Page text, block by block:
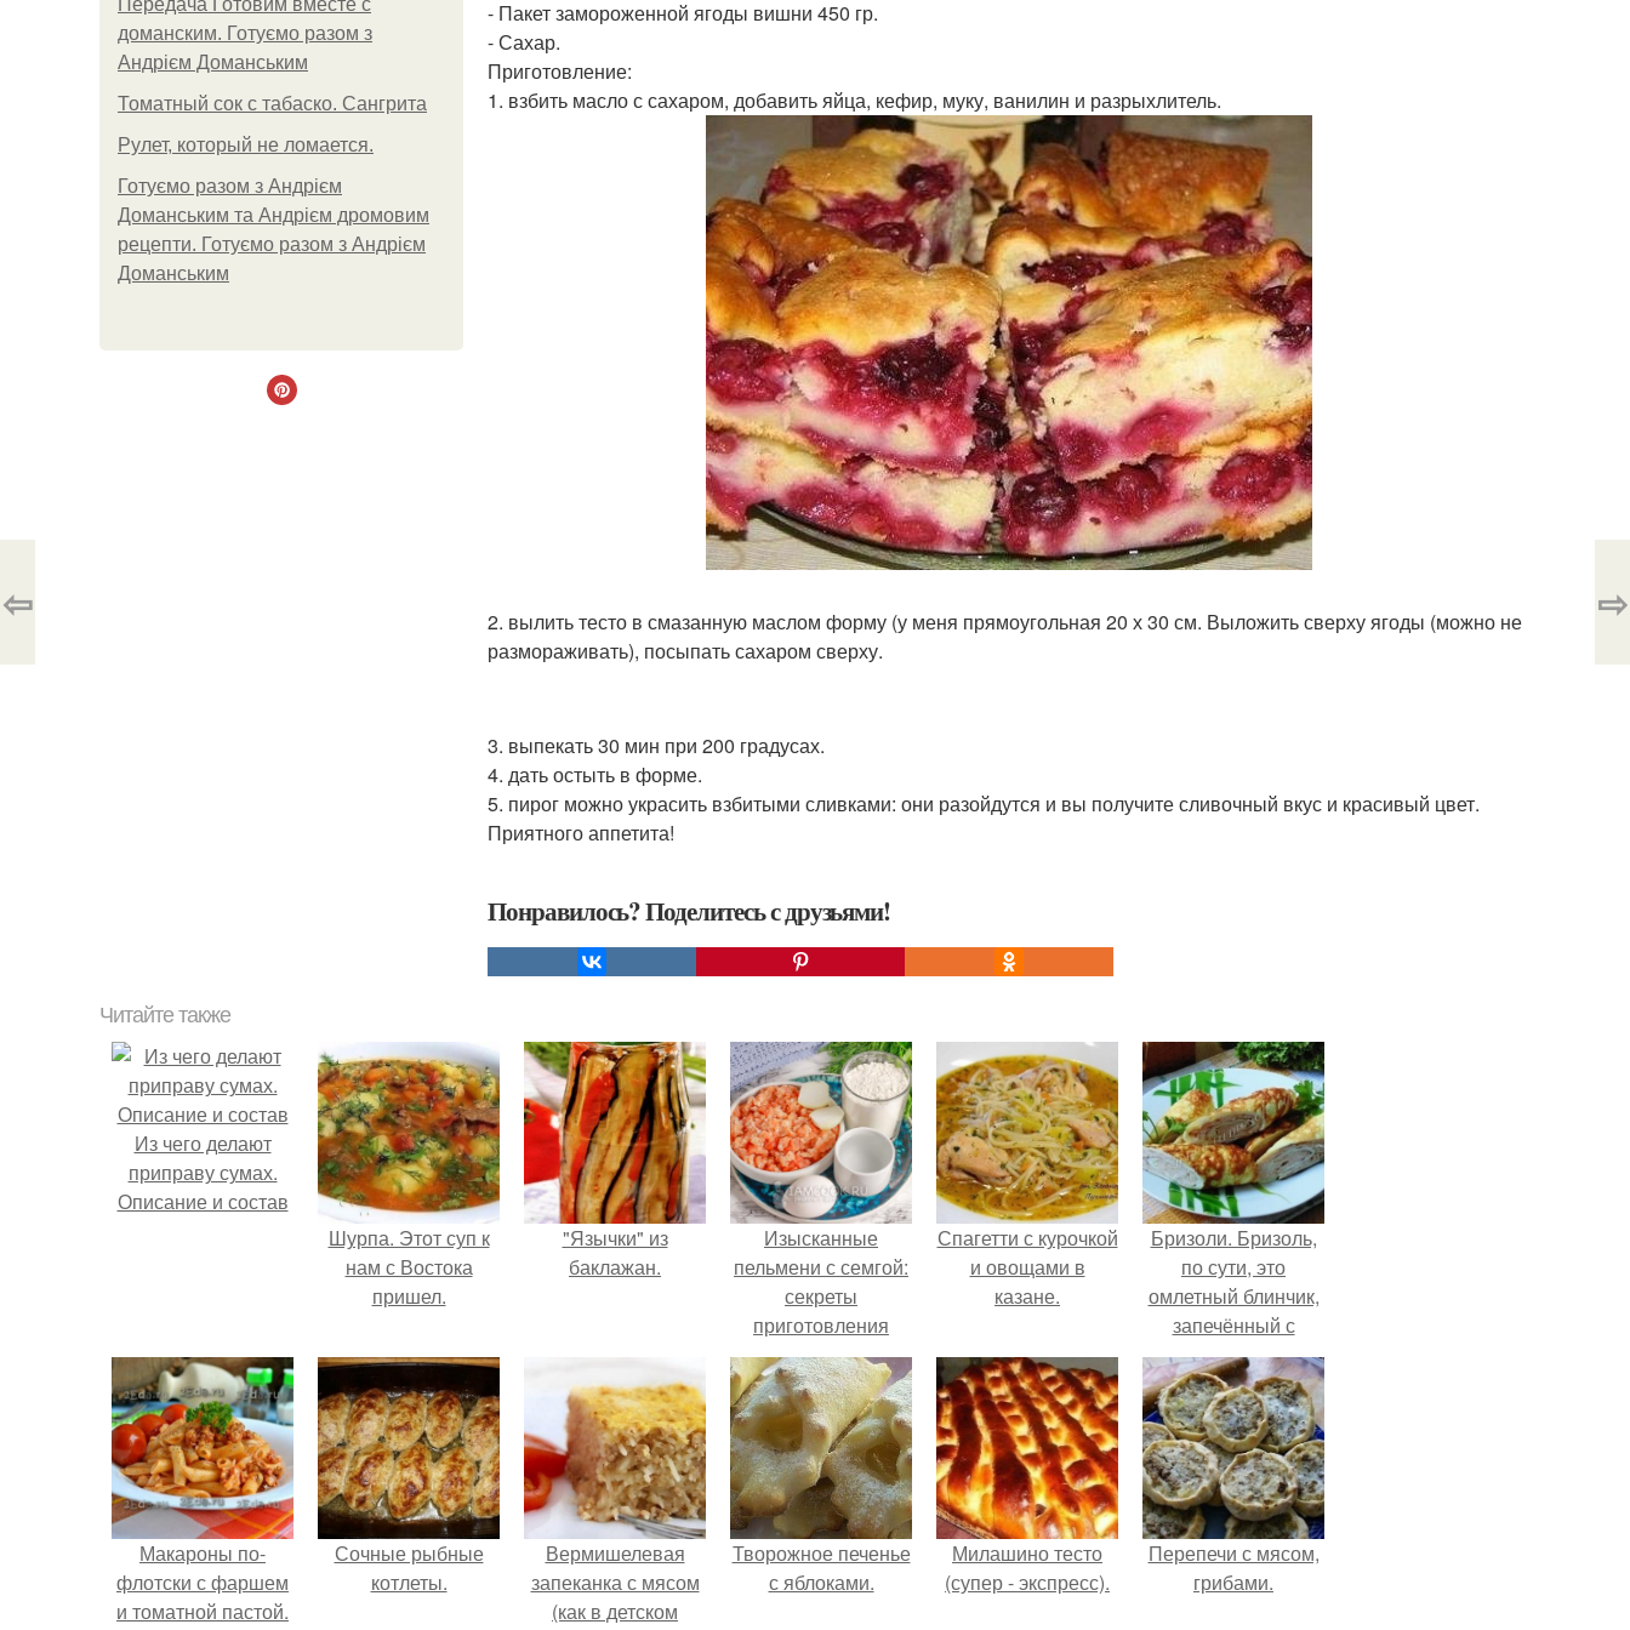
Передача Готовим вместе с
доманским. Готуємо разом з
Андрієм Доманським
Томатный сок с табаско. Сангрита
Рулет, который не ломается.
Готуємо разом з Андрієм
Доманським та Андрієм дромовим
рецепти. Готуємо разом з Андрієм
Доманським
- Пакет замороженной ягоды вишни 450 гр.
- Сахар.
Приготовление:
1. взбить масло с сахаром, добавить яйца, кефир, муку, ванилин и разрыхлитель.
2. вылить тесто в смазанную маслом форму (у меня прямоугольная 20 х 30 см. Выложить сверху ягоды (можно не
размораживать), посыпать сахаром сверху.
3. выпекать 30 мин при 200 градусах.
4. дать остыть в форме.
5. пирог можно украсить взбитыми сливками: они разойдутся и вы получите сливочный вкус и красивый цвет.
Приятного аппетита!
Понравилось? Поделитесь с друзьями!
⇦ ⇨
Читайте также
Из чего делают
приправу сумах.
Описание и состав
Шурпа. Этот суп к
нам с Востока
пришел.
"Язычки" из
баклажан.
Изысканные
пельмени с семгой:
секреты
приготовления
идеального блюда
Спагетти с курочкой
и овощами в
казане.
Бризоли. Бризоль,
по сути, это
омлетный блинчик,
запечённый с
фаршем в духовке.
Макароны по-
флотски с фаршем
и томатной пастой.
Сочные рыбные
котлеты.
Вермишелевая
запеканка с мясом
(как в детском
Творожное печенье
с яблоками.
Милашино тесто
(супер - экспресс).
Перепечи с мясом,
грибами.